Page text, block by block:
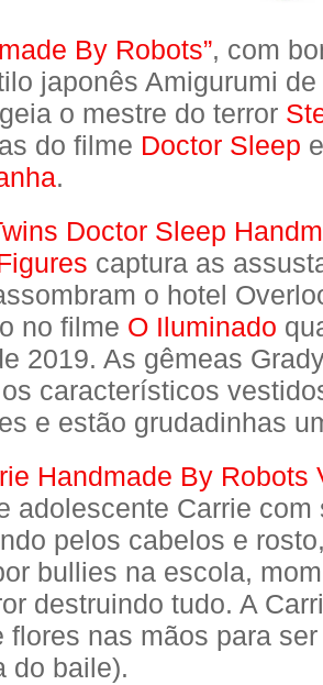
By Robots”, com
japonês Amigurumi
o mestre do terror
do filme Doctor Sleep
.
Doctor Sleep
captura as
o hotel
no filme O Iluminado
2019. As gêmeas
característicos
e estão grudadinhas
Handmade By Robots
adolescente Carrie com
pelos cabelos e
bullies na escola,
destruindo tudo. A
flores nas mãos para
do baile).